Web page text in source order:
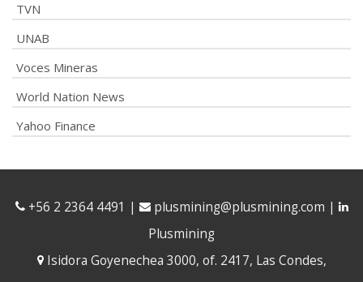
TVN
UNAB
Voces Mineras
World Nation News
Yahoo Finance
+56 2 2364 4491 | plusmining@plusmining.com |
Plusmining
Isidora Goyenechea 3000, of. 2417, Las Condes,